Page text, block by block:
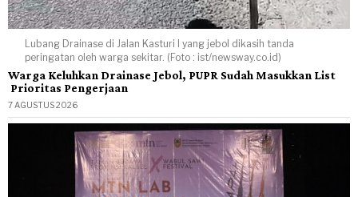
Lubang Drainase di Jalan Kasturi I yang jebol dikasih tanda
peringatan oleh warga sekitar. (Foto : ist/newsway.co.id)
Warga Keluhkan Drainase Jebol, PUPR Sudah Masukkan List
Prioritas Pengerjaan
7 AGUSTUS 2026